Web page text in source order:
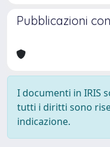
Pubblicazioni
I documenti in IRIS
tutti i diritti sono
indicazione.